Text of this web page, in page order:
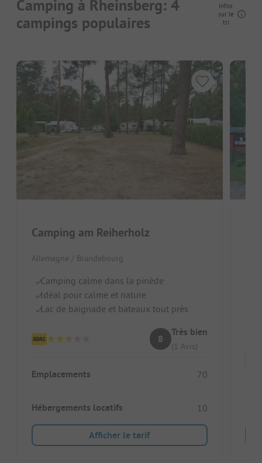
Camping à Rheinsberg: 4
campings populaires
Infos
sur le
tri
Camping am Reiherholz
Allemagne / Brandebourg
Camping calme dans la pinède
Idéal pour calme et nature
Lac de baignade et bateaux tout près
8
Très bien
(1 Avis)
Emplacements 70
Hébergements locatifs 10
Afficher le tarif